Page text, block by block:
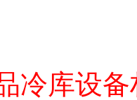
冷库设